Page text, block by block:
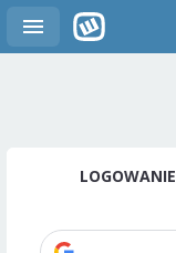
LOGOWANIE